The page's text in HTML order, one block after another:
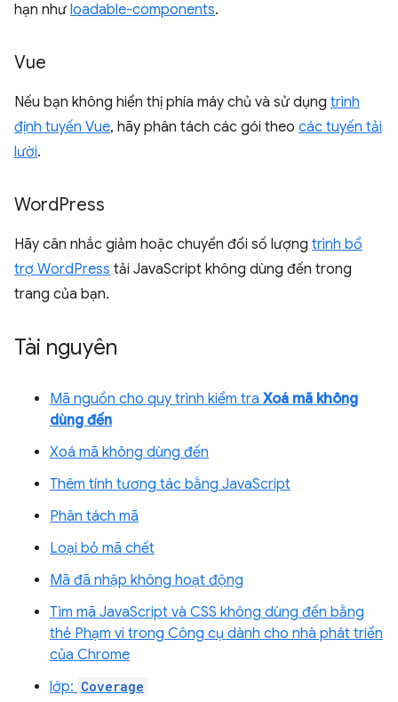
hạn như loadable-components.
Vue
Nếu bạn không hiển thị phía máy chủ và sử dụng trình
định tuyến Vue, hãy phân tách các gói theo các tuyến tải
lười.
WordPress
Hãy cân nhắc giảm hoặc chuyển đổi số lượng trình bổ
trợ WordPress tải JavaScript không dùng đến trong
trang của bạn.
Tài nguyên
Mã nguồn cho quy trình kiểm tra Xoá mã không
dùng đến
Xoá mã không dùng đến
Thêm tính tương tác bằng JavaScript
Phân tách mã
Loại bỏ mã chết
Mã đã nhập không hoạt động
Tìm mã JavaScript và CSS không dùng đến bằng
thẻ Phạm vi trong Công cụ dành cho nhà phát triển
của Chrome
lớp: Coverage